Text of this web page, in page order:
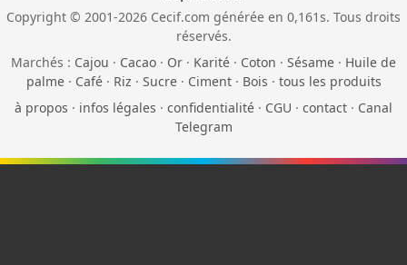
Copyright © 2001-2026 Cecif.com générée en 0,161s. Tous droits
réservés.
Marchés : Cajou · Cacao · Or · Karité · Coton · Sésame · Huile de
palme· Café· Riz · Sucre· Ciment· Bois · tous les produits
à propos · infos légales · confidentialité · CGU · contact · Canal
Telegram